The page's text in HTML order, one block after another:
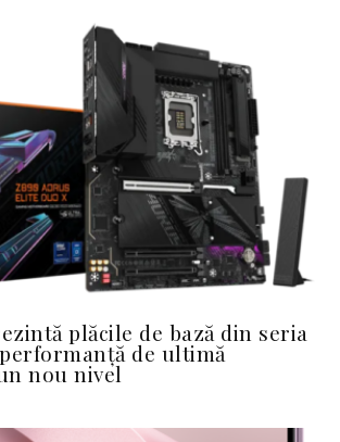
plăcile de bază din seria
performanță de ultimă
nou nivel